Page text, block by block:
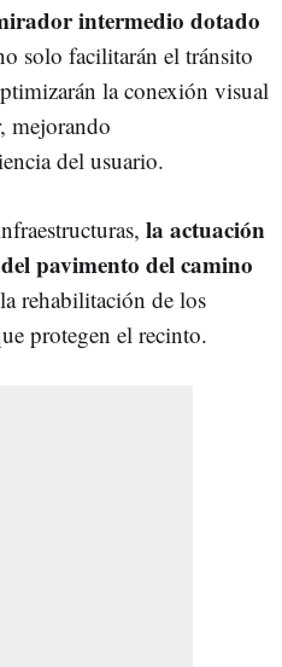
intermedio dotado
solo facilitarán el tránsito
la conexión visual
mejorando
del usuario.
la actuación
pavimento del camino
rehabilitación de los
protegen el recinto.